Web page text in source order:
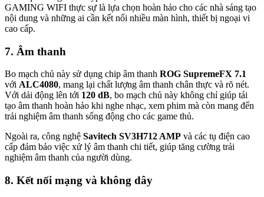
GAMING WIFI thực sự là lựa chọn hoàn hảo cho các nhà sáng tạo
nội dung và những ai cần kết nối nhiều màn hình, thiết bị ngoại vi
cao cấp.
7. Âm thanh
Bo mạch chủ này sử dụng chip âm thanh ROG SupremeFX 7.1
với ALC4080, mang lại chất lượng âm thanh chân thực và rõ nét.
Với dải động lên tới 120 dB, bo mạch chủ này không chỉ giúp tái
tạo âm thanh hoàn hảo khi nghe nhạc, xem phim mà còn mang đến
trải nghiệm âm thanh sống động cho các game thủ.
Ngoài ra, công nghệ Savitech SV3H712 AMP và các tụ điện cao
cấp đảm bảo việc xử lý âm thanh chi tiết, giúp tăng cường trải
nghiệm âm thanh của người dùng.
8. Kết nối mạng và không dây